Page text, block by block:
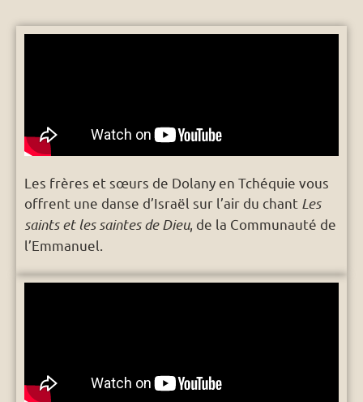
Les frères et sœurs de Dolany en Tchéquie vous
offrent une danse d’Israël sur l’air du chant Les
saints et les saintes de Dieu, de la Communauté de
l’Emmanuel.